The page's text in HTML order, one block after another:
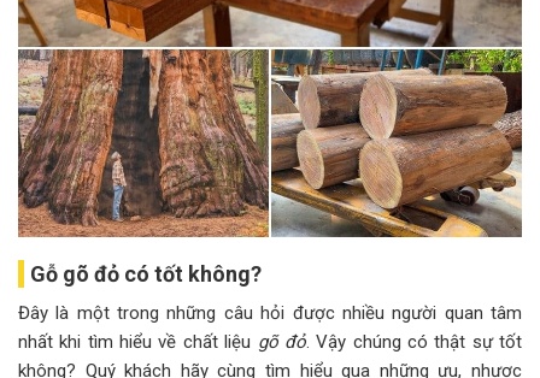
Gỗ gõ đỏ có tốt không?
Đây là một trong những câu hỏi được nhiều người quan tâm
nhất khi tìm hiểu về chất liệu gõ đỏ. Vậy chúng có thật sự tốt
không? Quý khách hãy cùng tìm hiểu qua những ưu, nhược